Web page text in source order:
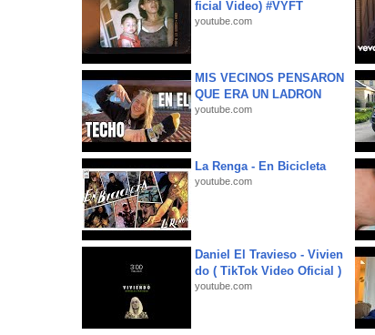
ficial Video) #VYFT
youtube.com
MIS VECINOS PENSARON
QUE ERA UN LADRON
youtube.com
La Renga - En Bicicleta
youtube.com
Daniel El Travieso - Vivien
do ( TikTok Video Oficial )
youtube.com